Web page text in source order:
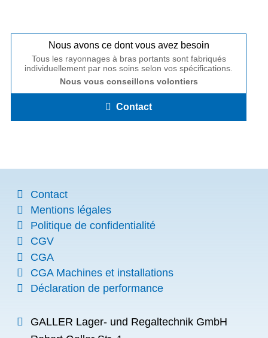
Nous avons ce dont vous avez besoin
Tous les rayonnages à bras portants sont fabriqués
individuellement par nos soins selon vos spécifications.
Nous vous conseillons volontiers
Contact
Contact
Mentions légales
Politique de confidentialité
CGV
CGA
CGA Machines et installations
Déclaration de performance
GALLER Lager- und Regaltechnik GmbH